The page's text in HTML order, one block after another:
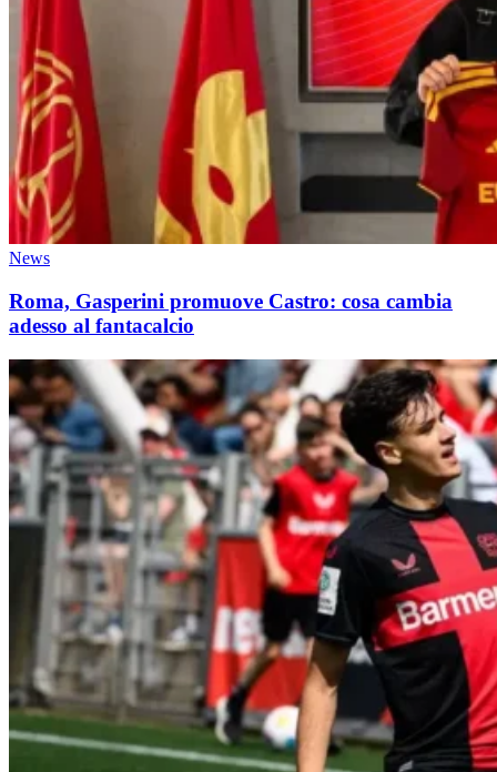
News
Roma, Gasperini promuove Castro: cosa cambia
adesso al fantacalcio